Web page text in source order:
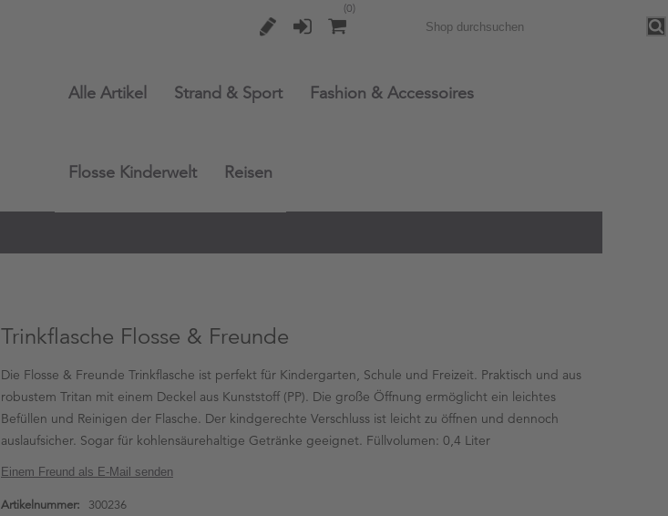
(0)
Alle Artikel Strand & Sport Fashion & Accessoires
Flosse Kinderwelt Reisen
Trinkflasche Flosse & Freunde
Die Flosse & Freunde Trinkflasche ist perfekt für Kindergarten, Schule und Freizeit. Praktisch und aus
robustem Tritan mit einem Deckel aus Kunststoff (PP). Die große Öffnung ermöglicht ein leichtes
Befüllen und Reinigen der Flasche. Der kindgerechte Verschluss ist leicht zu öffnen und dennoch
auslaufsicher. Sogar für kohlensäurehaltige Getränke geeignet. Füllvolumen: 0,4 Liter
Einem Freund als E-Mail senden
Artikelnummer: 300236